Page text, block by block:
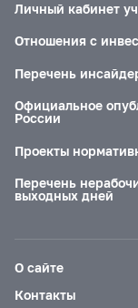
Личный кабинет
Отношения с
Перечень
Официальное
России
Проекты
Перечень
выходных дней
О сайте
Контакты